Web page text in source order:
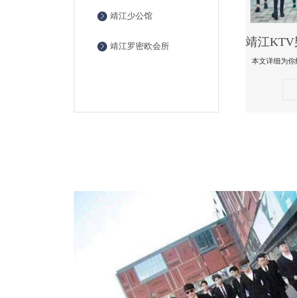
靖江少公馆
靖江罗密欧会所